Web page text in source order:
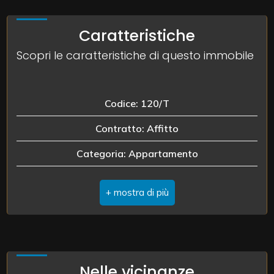
Caratteristiche
Scopri le caratteristiche di questo immobile
Codice: 120/T
Contratto: Affitto
Categoria: Appartamento
Indirizzo: via Argine po, 164
Comune: Sermide
Camere: 2
5
Altre
-